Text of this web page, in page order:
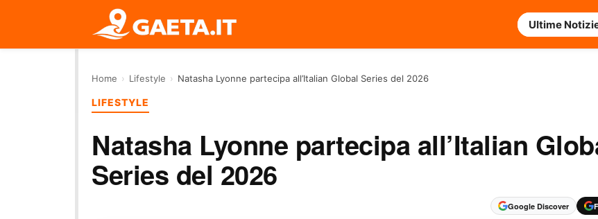
Ultime
Home › Lifestyle › Natasha Lyonne partecipa all’Italian Global Series del 2026
LIFESTYLE
Natasha Lyonne partecipa all’Italian
Series del 2026
Google Discover